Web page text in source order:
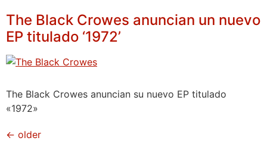
The Black Crowes anuncian un nuevo
EP titulado ‘1972’
The Black Crowes anuncian su nuevo EP titulado
«1972»
← older